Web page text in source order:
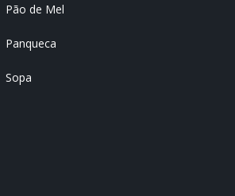
Pão de Mel
Panqueca
Sopa